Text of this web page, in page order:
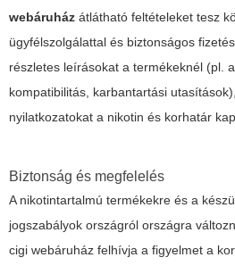
webáruház átlátható feltételeket tesz
ügyfélszolgálattal és biztonságos
részletes leírásokat a termékeknél (pl.
kompatibilitás, karbantartási
nyilatkozatokat a nikotin és korhatár
Biztonság és megfelelés
A nikotintartalmú termékekre és a
jogszabályok országról országra
cigi webáruház felhívja a figyelmet a